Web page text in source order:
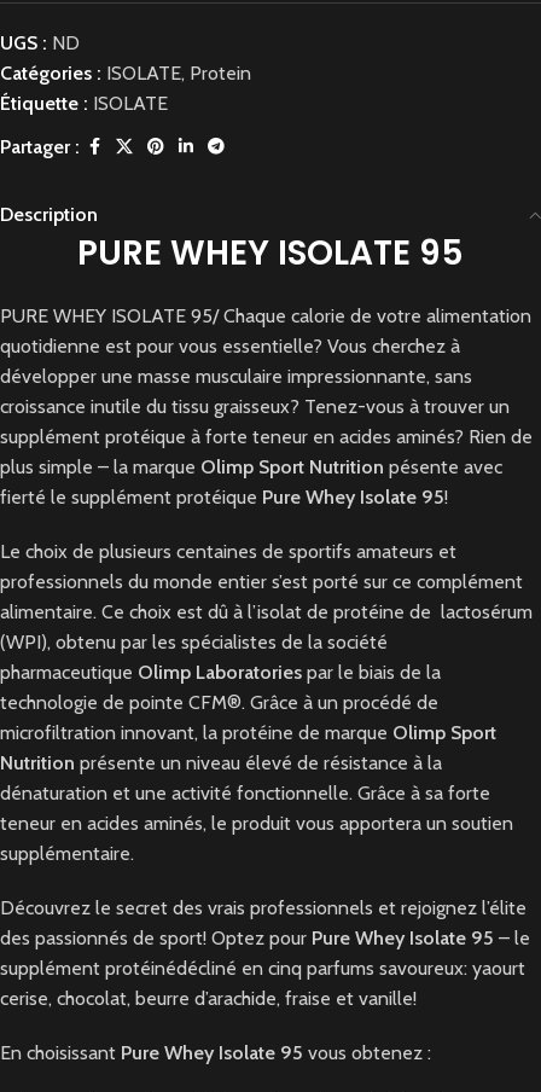
UGS : ND
Catégories : ISOLATE, Protein
Étiquette : ISOLATE
Partager :
Description
PURE WHEY ISOLATE 95
PURE WHEY ISOLATE 95/ Chaque calorie de votre alimentation
quotidienne est pour vous essentielle? Vous cherchez à
développer une masse musculaire impressionnante, sans
croissance inutile du tissu graisseux? Tenez-vous à trouver un
supplément protéique à forte teneur en acides aminés? Rien de
plus simple – la marque Olimp Sport Nutrition pésente avec
fierté le supplément protéique Pure Whey Isolate 95!
Le choix de plusieurs centaines de sportifs amateurs et
professionnels du monde entier s’est porté sur ce complément
alimentaire. Ce choix est dû à l’isolat de protéine de lactosérum
(WPI), obtenu par les spécialistes de la société
pharmaceutique Olimp Laboratories par le biais de la
technologie de pointe CFM®. Grâce à un procédé de
microfiltration innovant, la protéine de marque Olimp Sport
Nutrition présente un niveau élevé de résistance à la
dénaturation et une activité fonctionnelle. Grâce à sa forte
teneur en acides aminés, le produit vous apportera un soutien
supplémentaire.
Découvrez le secret des vrais professionnels et rejoignez l’élite
des passionnés de sport! Optez pour Pure Whey Isolate 95 – le
supplément protéinédécliné en cinq parfums savoureux: yaourt
cerise, chocolat, beurre d’arachide, fraise et vanille!
En choisissant Pure Whey Isolate 95 vous obtenez :